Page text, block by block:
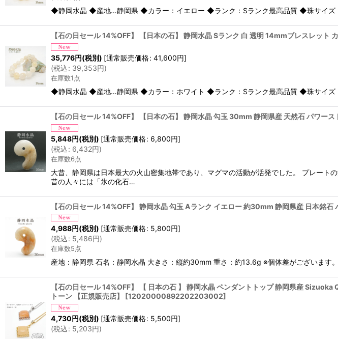
◆静岡水晶 ◆産地…静岡県 ◆カラー：イエロー ◆ランク：Sランク最高品質 ◆珠サイ
【石の日セール 14%OFF】 【日本の石】 静岡水晶 Sランク 白 透明 14mmブレスレット
35,776円(税別) [通常販売価格: 41,600円]
(税込: 39,353円)
在庫数1点
◆静岡水晶 ◆産地…静岡県 ◆カラー：ホワイト ◆ランク：Sランク最高品質 ◆珠サイ
【石の日セール 14%OFF】 【日本の石】 静岡水晶 勾玉 30mm 静岡県産 天然石 パワー
5,848円(税別) [通常販売価格: 6,800円]
(税込: 6,432円)
在庫数6点
大昔、静岡県は日本最大の火山密集地帯であり、マグマの活動が活発でした。 プレート
昔の人々には「氷の化石…
【石の日セール 14%OFF】 静岡水晶 勾玉 Aランク イエロー 約30mm 静岡県産 日本銘
4,988円(税別) [通常販売価格: 5,800円]
(税込: 5,486円)
在庫数5点
産地：静岡県 石名：静岡水晶 大きさ：縦約30mm 重さ：約13.6g ※個体差がございま
【石の日セール 14%OFF】 【 日本の石 】 静岡水晶 ペンダントトップ 静岡県産
トーン 【正規販売店】
[12020000892202203002]
4,730円(税別) [通常販売価格: 5,500円]
(税込: 5,203円)